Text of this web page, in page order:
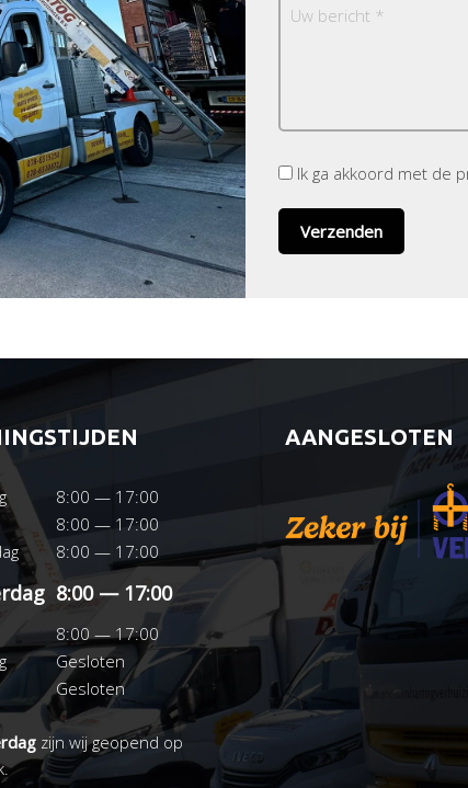
Ik ga akkoord met de
8:00 — 17:00
8:00 — 17:00
8:00 — 17:00
8:00 — 17:00
8:00 — 17:00
Gesloten
Gesloten
zijn wij geopend op
AANGESLOTEN